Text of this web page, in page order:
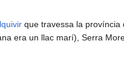
que travessa la província
era un llac marí), Serra